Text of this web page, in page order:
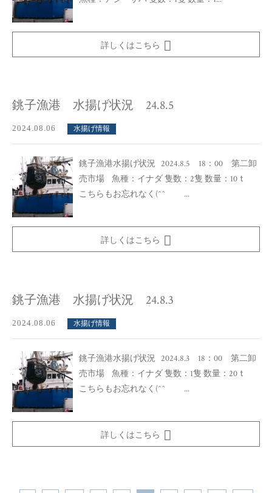
詳しくはこちら
銚子漁港 水揚げ状況 24.8.5
2024.08.06 水揚げ情報
銚子漁港水揚げ状況 2024.8.5 18：00 第二卸
売市場 魚種：イナダ 隻数：2隻 数量：10ｔ
こちらもお忘れなく(^^ゞ ...
詳しくはこちら
銚子漁港 水揚げ状況 24.8.3
2024.08.06 水揚げ情報
銚子漁港水揚げ状況 2024.8.3 18：00 第二卸
売市場 魚種：イナダ 隻数：1隻 数量：20ｔ
こちらもお忘れなく(^^ゞ ...
詳しくはこちら